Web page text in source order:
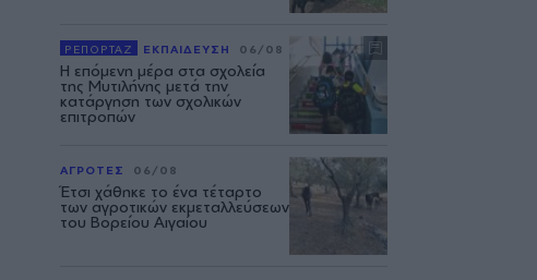
ΡΕΠΟΡΤΑΖ ΕΚΠΑΙΔΕΥΣΗ 06/08
Η επόμενη μέρα στα σχολεία
της Μυτιλήνης μετά την
κατάργηση των σχολικών
επιτροπών
ΑΓΡΟΤΕΣ 06/08
Έτσι χάθηκε το ένα τέταρτο
των αγροτικών εκμεταλλεύσεων
του Βορείου Αιγαίου